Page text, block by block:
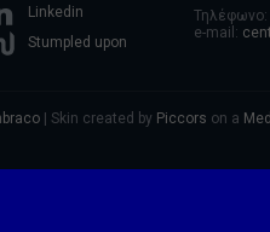
Linkedin
Stumpled upon
Τηλέφωνο:
e-mail:
| Skin created by Piccors on a